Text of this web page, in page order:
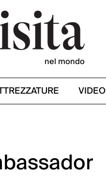
nel mondo
VIDEO